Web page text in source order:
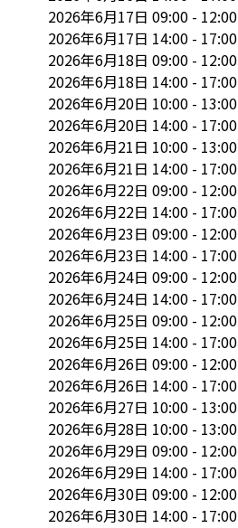
2026年6月17日 09:00 - 12:00
2026年6月17日 14:00 - 17:00
2026年6月18日 09:00 - 12:00
2026年6月18日 14:00 - 17:00
2026年6月20日 10:00 - 13:00
2026年6月20日 14:00 - 17:00
2026年6月21日 10:00 - 13:00
2026年6月21日 14:00 - 17:00
2026年6月22日 09:00 - 12:00
2026年6月22日 14:00 - 17:00
2026年6月23日 09:00 - 12:00
2026年6月23日 14:00 - 17:00
2026年6月24日 09:00 - 12:00
2026年6月24日 14:00 - 17:00
2026年6月25日 09:00 - 12:00
2026年6月25日 14:00 - 17:00
2026年6月26日 09:00 - 12:00
2026年6月26日 14:00 - 17:00
2026年6月27日 10:00 - 13:00
2026年6月28日 10:00 - 13:00
2026年6月29日 09:00 - 12:00
2026年6月29日 14:00 - 17:00
2026年6月30日 09:00 - 12:00
2026年6月30日 14:00 - 17:00